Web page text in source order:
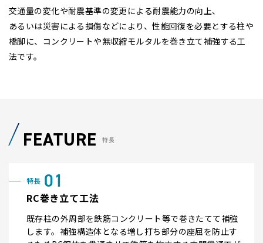
交通量の変化や耐震基準の変更による耐震能力の向上、
あるいは災害による損傷などにより、性能回復を必要とする柱や
橋脚に、コンクリートや無収縮モルタルを巻き立て補強する工
法です。
FEATURE 特長
RC巻き立て工法
既存柱の外周部を鉄筋コンクリート等で巻きたてて補強
します。補強構造体となる増し打ち部分の座屈を防止す